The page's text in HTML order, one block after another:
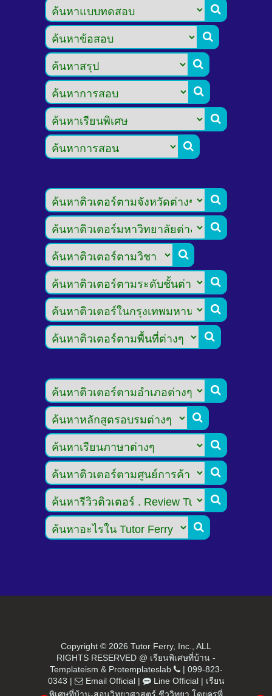


















Copyright © 2026 Tutor Ferry, Inc., ALL
RIGHTS RESERVED @ เรียนพิเศษที่บ้าน -
Templateism & Protemplateslab | 099-823-
0343 | Email Official| Line Official| เรียน